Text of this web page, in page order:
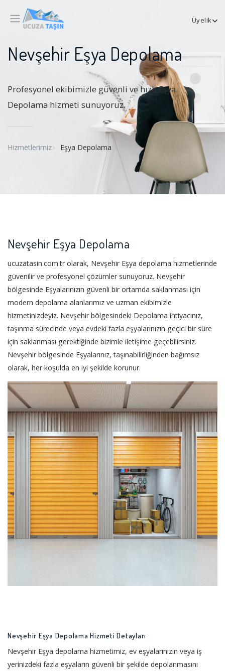
Üyelik
Nevşehir Eşya Depolama
Profesyonel ekibimizle güvenli ve hızlı Eşya
Depolama hizmeti sunuyoruz.
Hizmetlerimiz Eşya Depolama
Nevşehir Eşya Depolama
ucuzatasin.com.tr olarak, Nevşehir Eşya depolama hizmetlerinde
güvenilir ve profesyonel çözümler sunuyoruz. Nevşehir
bölgesinde Eşyalarınızın güvenli bir ortamda saklanması için
modern depolama alanlarımız ve uzman ekibimizle
hizmetinizdeyiz. Nevşehir bölgesindeki Depolama ihtiyacınız,
taşınma sürecinde veya evdeki fazla eşyalarınızın geçici bir süre
için saklanması gerektiğinde bizimle iletişime geçebilirsiniz.
Nevşehir bölgesinde Eşyalarınız, taşınabilirliğinden bağımsız
olarak, her koşulda en iyi şekilde korunur.
Nevşehir Eşya Depolama Hizmeti Detayları
Nevşehir Eşya depolama hizmetimiz, ev eşyalarınızın veya iş
yerinizdeki fazla eşyaların güvenli bir şekilde depolanmasını